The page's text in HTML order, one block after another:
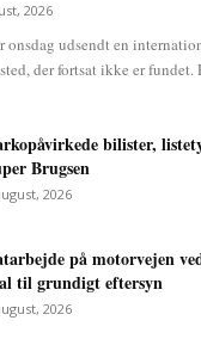
2026
udsendt en
der fortsat ikke er fundet.
bilister,
Brugsen
2026
på motorvejen
til grundigt eftersyn
2026